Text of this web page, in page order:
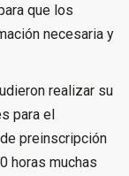
que los
necesaria y
realizar su
para el
preinscripción
horas muchas